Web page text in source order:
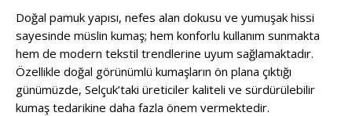
Doğal pamuk yapısı, nefes alan dokusu ve yumuşak hissi
sayesinde müslin kumaş; hem konforlu kullanım sunmakta
hem de modern tekstil trendlerine uyum sağlamaktadır.
Özellikle doğal görünümlü kumaşların ön plana çıktığı
günümüzde, Selçuk’taki üreticiler kaliteli ve sürdürülebilir
kumaş tedarikine daha fazla önem vermektedir.